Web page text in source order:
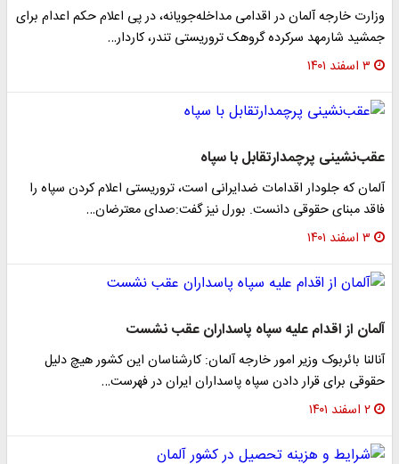
وزارت خارجه آلمان در اقدامی مداخله‌جویانه، در پی اعلام حکم اعدام برای
جمشید شارمهد سرکرده گروهک تروریستی تندر، کاردار…
۳ اسفند ۱۴۰۱
عقب‌نشینی پرچمدارتقابل با سپاه
آلمان که جلودار اقدامات ضدایرانی است، تروریستی اعلام کردن سپاه را
فاقد مبنای حقوقی دانست. بورل نیز گفت:صدای معترضان…
۳ اسفند ۱۴۰۱
آلمان از اقدام علیه سپاه پاسداران عقب نشست
آنالنا بائربوک وزیر امور خارجه آلمان: کارشناسان این کشور هیچ دلیل
حقوقی برای قرار دادن سپاه پاسداران ایران در فهرست…
۲ اسفند ۱۴۰۱